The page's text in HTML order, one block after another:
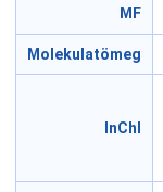
MF
Molekulatömeg
InChI